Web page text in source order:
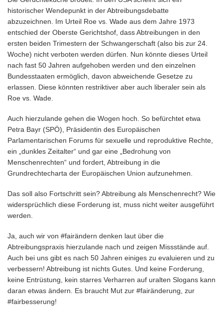
historischer Wendepunkt in der Abtreibungsdebatte
abzuzeichnen. Im Urteil Roe vs. Wade aus dem Jahre 1973
entschied der Oberste Gerichtshof, dass Abtreibungen in den
ersten beiden Trimestern der Schwangerschaft (also bis zur 24.
Woche) nicht verboten werden dürfen. Nun könnte dieses Urteil
nach fast 50 Jahren aufgehoben werden und den einzelnen
Bundesstaaten ermöglich, davon abweichende Gesetze zu
erlassen. Diese könnten restriktiver aber auch liberaler sein als
Roe vs. Wade.
Auch hierzulande gehen die Wogen hoch. So befürchtet etwa
Petra Bayr (SPÖ), Präsidentin des Europäischen
Parlamentarischen Forums für sexuelle und reproduktive Rechte,
ein „dunkles Zeitalter“ und gar eine „Bedrohung von
Menschenrechten“ und fordert, Abtreibung in die
Grundrechtecharta der Europäischen Union aufzunehmen.
Das soll also Fortschritt sein? Abtreibung als Menschenrecht? Wie
widersprüchlich diese Forderung ist, muss nicht weiter ausgeführt
werden.
Ja, auch wir von #fairändern denken laut über die
Abtreibungspraxis hierzulande nach und zeigen Missstände auf.
Auch bei uns gibt es nach 50 Jahren einiges zu evaluieren und zu
verbessern! Abtreibung ist nichts Gutes. Und keine Forderung,
keine Entrüstung, kein starres Verharren auf uralten Slogans kann
daran etwas ändern. Es braucht Mut zur #fairänderung, zur
#fairbesserung!